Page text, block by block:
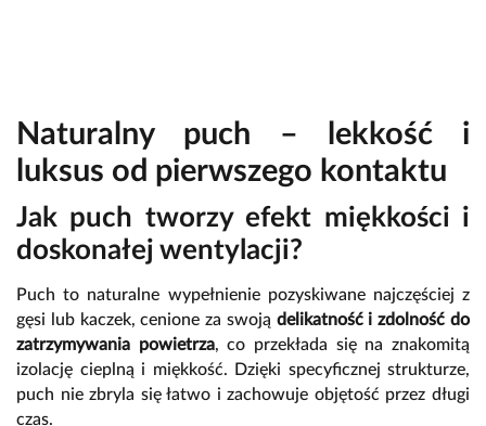
Naturalny puch – lekkość i
luksus od pierwszego kontaktu
Jak puch tworzy efekt miękkości i
doskonałej wentylacji?
Puch to naturalne wypełnienie pozyskiwane najczęściej z
gęsi lub kaczek, cenione za swoją delikatność i zdolność do
zatrzymywania powietrza, co przekłada się na znakomitą
izolację cieplną i miękkość. Dzięki specyficznej strukturze,
puch nie zbryla się łatwo i zachowuje objętość przez długi
czas.